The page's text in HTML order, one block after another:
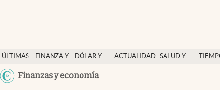
ÚLTIMAS
NOTICIAS
FINANZA Y
DÓLAR Y
ACTUALIDAD SALUD Y
Finanzas y economía
Salud y nutrición
Vida espiritual